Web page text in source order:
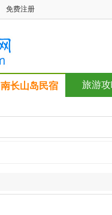
免费注册
南长山岛民宿 旅游